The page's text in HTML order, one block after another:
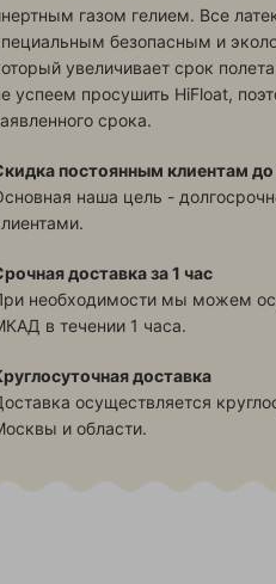
газом гелием. Все
безопасным и
увеличивает срок
успеем просушить HiFloat,
срока.
постоянным клиентам до
наша цель -
доставка за 1 час
необходимости мы можем
в течении 1 часа.
доставка
осуществляется
и области.